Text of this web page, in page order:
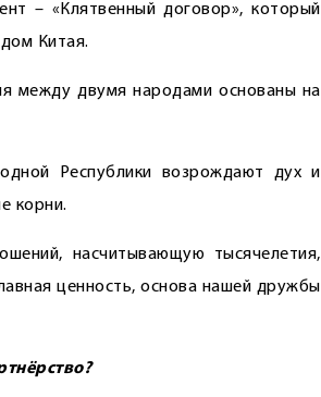
– «Клятвенный договор», который
Китая.
между двумя народами основаны на
Республики возрождают дух и
корни.
насчитывающую тысячелетия,
ценность, основа нашей дружбы